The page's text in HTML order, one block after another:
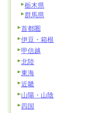
栃木県
群馬県
首都圏
伊豆・箱根
甲信越
北陸
東海
近畿
山陽・山陰
四国